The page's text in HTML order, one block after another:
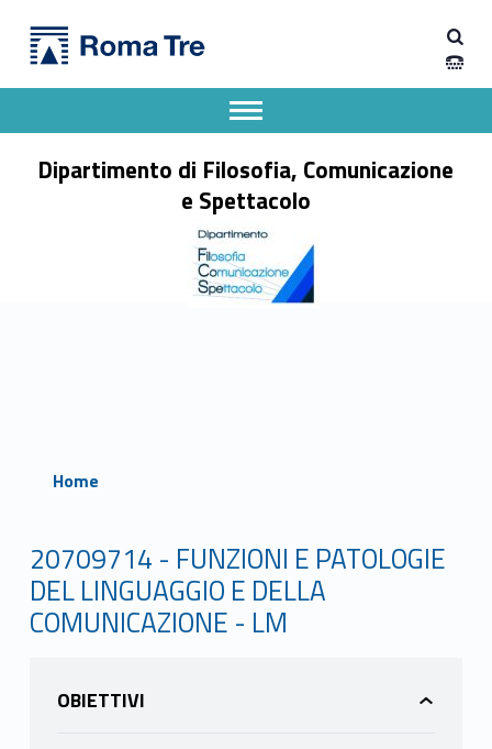
Dipartimento di Filosofia, Comunicazione e Spettacolo
Dipartimento di Filosofia, Comunicazione
e Spettacolo
Apri il menu secondario
Header info sidebar
Home
20709714 - FUNZIONI E PATOLOGIE
DEL LINGUAGGIO E DELLA
COMUNICAZIONE - LM
OBIETTIVI